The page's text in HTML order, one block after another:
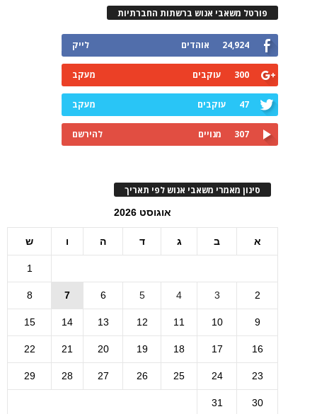
פורטל משאבי אנוש ברשתות החברתיות
24,924 אוהדים לייק
300 עוקבים מעקב
47 עוקבים מעקב
307 מנויים להירשם
סינון מאמרי משאבי אנוש לפי תאריך
אוגוסט 2026
א ב ג ד ה ו ש
1
2
3
4
5
6
7
8
9
10
11
12
13
14
15
16
17
18
19
20
21
22
23
24
25
26
27
28
29
30
31